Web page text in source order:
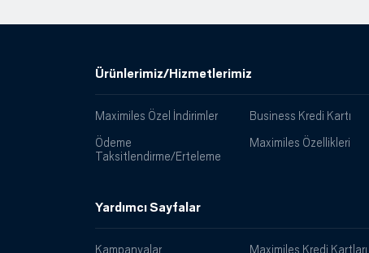
Ürünlerimiz/Hizmetlerimiz
Maximiles Özel İndirimler Business Kredi Kartı
Ödeme
Taksitlendirme/Erteleme
Maximiles Özellikleri
Yardımcı Sayfalar
Kampanyalar Maximiles Kredi Kartları